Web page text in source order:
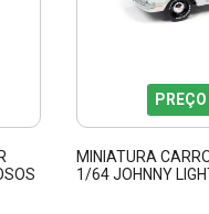
MINIATURA
1/64 JOHNNY